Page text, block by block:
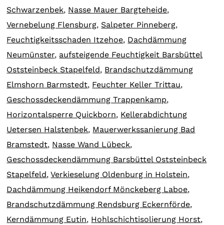
Schwarzenbek, Nasse Mauer Bargteheide,
Vernebelung Flensburg, Salpeter Pinneberg,
Feuchtigkeitsschaden Itzehoe, Dachdämmung
Neumünster, aufsteigende Feuchtigkeit Barsbüttel
Oststeinbeck Stapelfeld, Brandschutzdämmung
Elmshorn Barmstedt, Feuchter Keller Trittau,
Geschossdeckendämmung Trappenkamp,
Horizontalsperre Quickborn, Kellerabdichtung
Uetersen Halstenbek, Mauerwerkssanierung Bad
Bramstedt, Nasse Wand Lübeck,
Geschossdeckendämmung Barsbüttel Oststeinbeck
Stapelfeld,Verkieselung Oldenburg in Holstein,
Dachdämmung Heikendorf Mönckeberg Laboe,
Brandschutzdämmung Rendsburg Eckernförde,
Kerndämmung Eutin, Hohlschichtisolierung Horst,